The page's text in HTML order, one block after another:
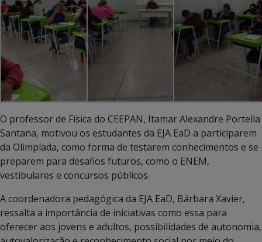
O professor de Física do CEEPAN, Itamar Alexandre Portella
Santana, motivou os estudantes da EJA EaD a participarem
da Olimpíada, como forma de testarem conhecimentos e se
preparem para desafios futuros, como o ENEM,
vestibulares e concursos públicos.
A coordenadora pedagógica da EJA EaD, Bárbara Xavier,
ressalta a importância de iniciativas como essa para
oferecer aos jovens e adultos, possibilidades de autonomia,